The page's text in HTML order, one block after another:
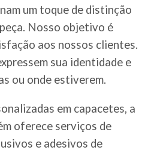
um toque de distinção
Nosso objetivo é
aos nossos clientes.
sua identidade e
ou onde estiverem.
em capacetes, a
oferece serviços de
e adesivos de